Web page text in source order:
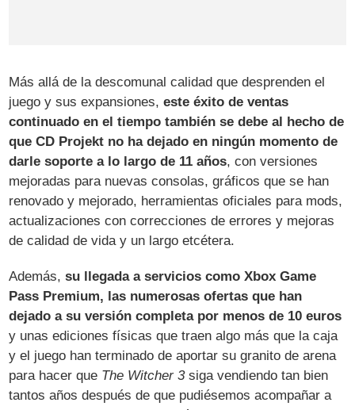
Más allá de la descomunal calidad que desprenden el
juego y sus expansiones,este éxito de ventas
continuado en el tiempo también se debe al hecho de
que CD Projekt no ha dejado en ningún momento de
darle soporte a lo largo de 11 años, con versiones
mejoradas para nuevas consolas, gráficos que se han
renovado y mejorado, herramientas oficiales para mods,
actualizaciones con correcciones de errores y mejoras
de calidad de vida y un largo etcétera.
Además,su llegada a servicios como Xbox Game
Pass Premium, las numerosas ofertas que han
dejado a su versión completa por menos de 10 euros
y unas ediciones físicas que traen algo más que la caja
y el juego han terminado de aportar su granito de arena
para hacer que The Witcher 3siga vendiendo tan bien
tantos años después de que pudiésemos acompañar a